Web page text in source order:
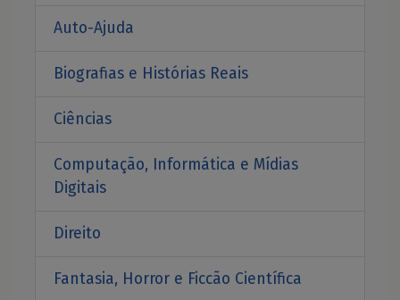
Auto-Ajuda
Biografias e Histórias Reais
Ciências
Computação, Informática e Mídias
Digitais
Direito
Fantasia, Horror e Ficcão Científica